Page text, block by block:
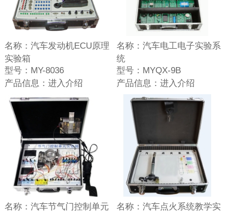
名称： 汽车发动机ECU原理
实验箱
型号： MY-8036
产品信息： 进入介绍
名称：汽车电工电子实验系
统
型号： MYQX-9B
产品信息：进入介绍
名称： 汽车节气门控制单元
名称：汽车点火系统教学实